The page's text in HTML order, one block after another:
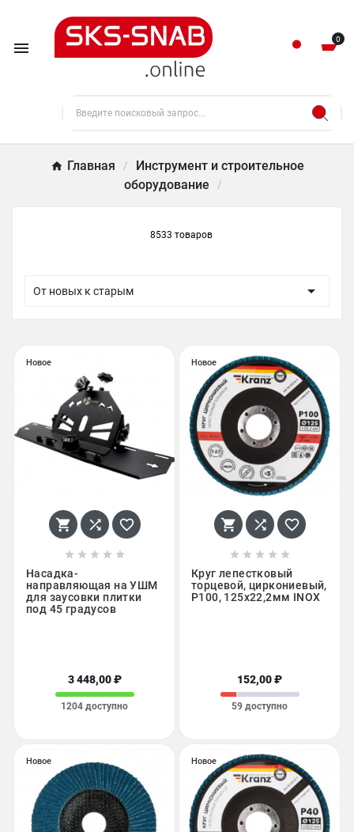
 0
Главная
Инструмент и строительное
оборудование
8533 товаров
От новых к старым 
Новое
  
    
Насадка-
направляющая на УШМ
для заусовки плитки
под 45 градусов
3 448,00 ₽
1204 доступно
Новое
  
    
Круг лепестковый
торцевой, циркониевый,
P100, 125х22,2мм INOX
152,00 ₽
59 доступно
Новое Новое